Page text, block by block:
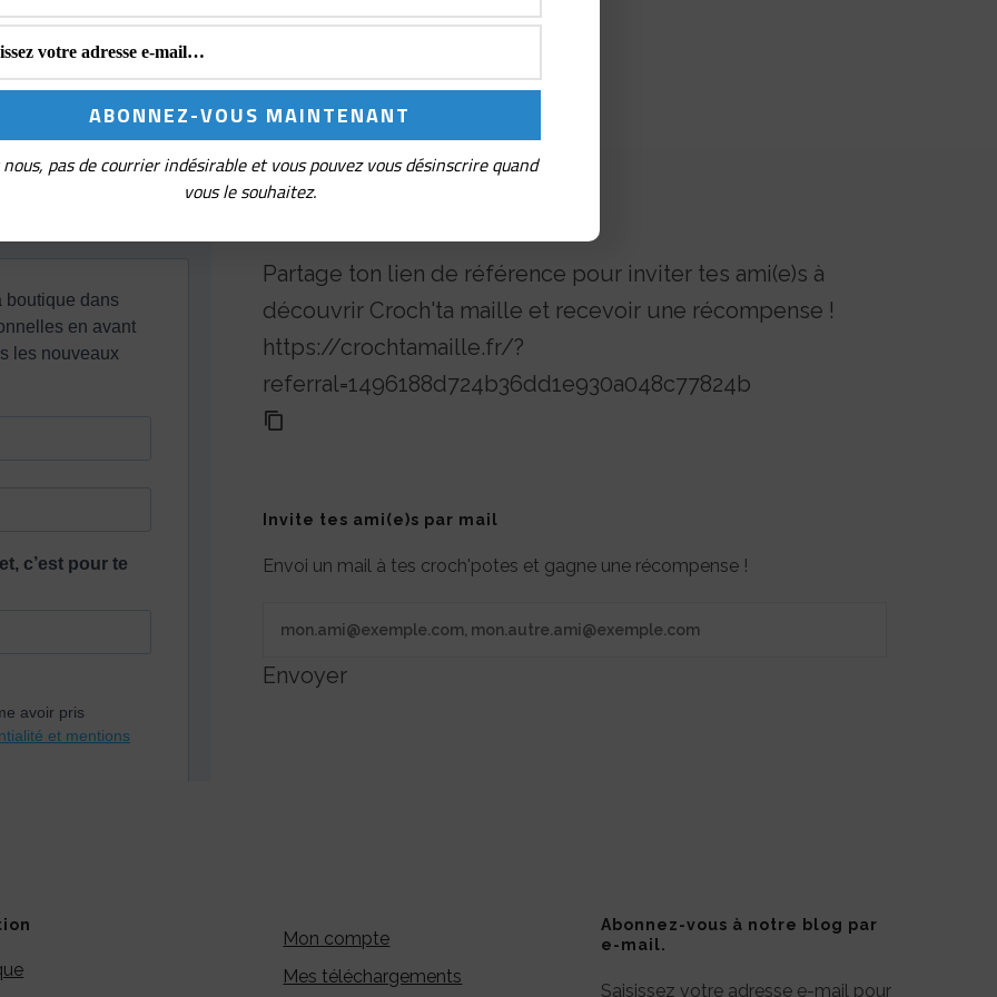
a
plusieurs
variations.
Les
options
être
sur
la
Partage ton lien de référence pour inviter tes ami(e)s à
découvrir Croch'ta maille et recevoir une récompense !
https://crochtamaille.fr/?
referral=1496188d724b36dd1e930a048c77824b
Invite tes ami(e)s par mail
Envoi un mail à tes croch'potes et gagne une récompense !
Envoyer
Mon compte
Mes téléchargements
Abonnez-vous à notre blog par
e-mail.
Saisissez votre adresse e-mail pour
pas de courrier indésirable et vous pouvez vous désinscrire quand
vous le souhaitez.